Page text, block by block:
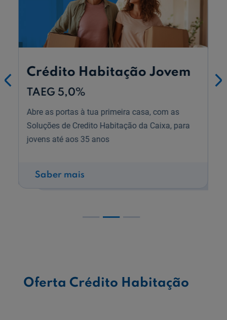
Casa + eficiente
TAEG de 4,3%
escolha mais sustentável para si
e para o planeta.
Saber mais
Crédito Habitação Jovem
TAEG 5,0%
Abre as portas à tua primeira casa, com as
Soluções de Credito Habitação da Caixa, para
jovens até aos 35 anos
Saber mais
Quem não quer
sobressaltos, quer fixar a
Pague a mesma prestação nos
primeiros 2 anos.
Saber mais
Oferta Crédito Habitação